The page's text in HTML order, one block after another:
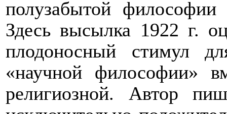
полузабытой философии
Здесь высылка 1922 г.
плодоносный стимул
«научной философии»
религиозной. Автор